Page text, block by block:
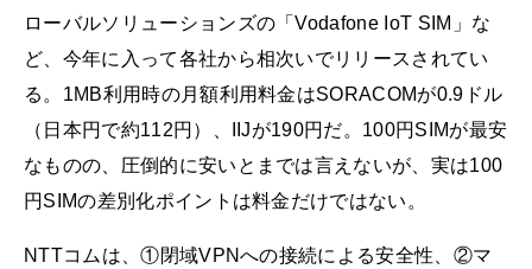
ローバルソリューションズの「Vodafone IoT SIM」な
ど、今年に入って各社から相次いでリリースされてい
る。1MB利用時の月額利用料金はSORACOMが0.9ドル
（日本円で約112円）、IIJが190円だ。100円SIMが最安
なものの、圧倒的に安いとまでは言えないが、実は100
円SIMの差別化ポイントは料金だけではない。
NTTコムは、①閉域VPNへの接続による安全性、②マ